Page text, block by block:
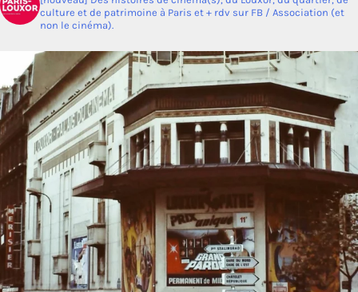
culture et de patrimoine à Paris et + rdv sur FB / Association (et
non le cinéma).